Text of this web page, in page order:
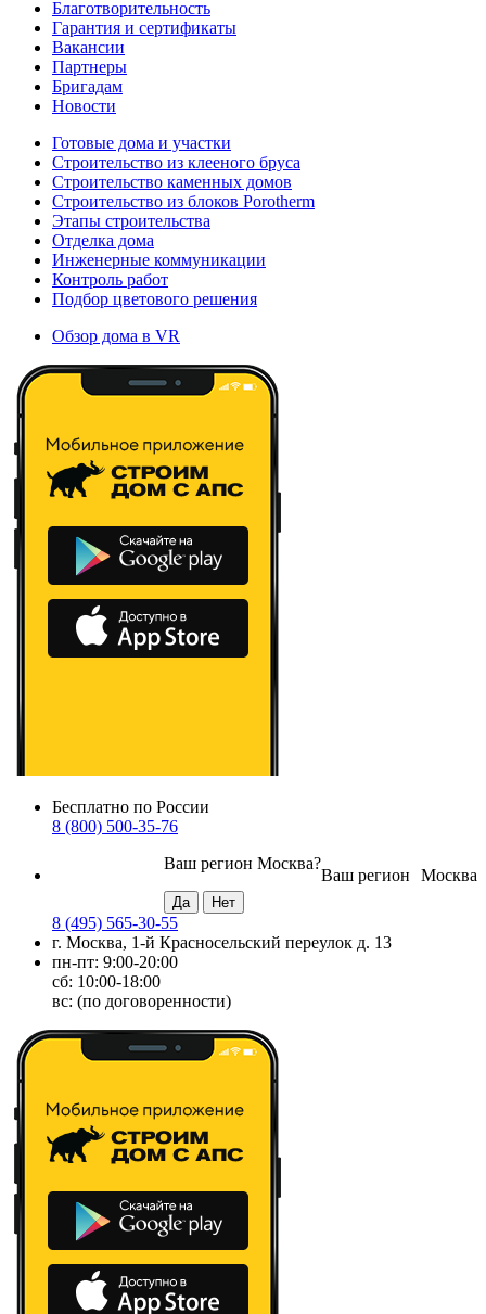
Благотворительность
Гарантия и сертификаты
Вакансии
Партнеры
Бригадам
Новости
Готовые дома и участки
Строительство из клееного бруса
Строительство каменных домов
Строительство из блоков Porotherm
Этапы строительства
Отделка дома
Инженерные коммуникации
Контроль работ
Подбор цветового решения
Обзор дома в VR
Бесплатно по России
8 (800) 500-35-76
Москва
Ваш регион
Ваш регион Москва?
8 (495) 565-30-55
г. Москва, 1-й Красносельский переулок д. 13
пн-пт: 9:00-20:00
сб: 10:00-18:00
вс: (по договоренности)